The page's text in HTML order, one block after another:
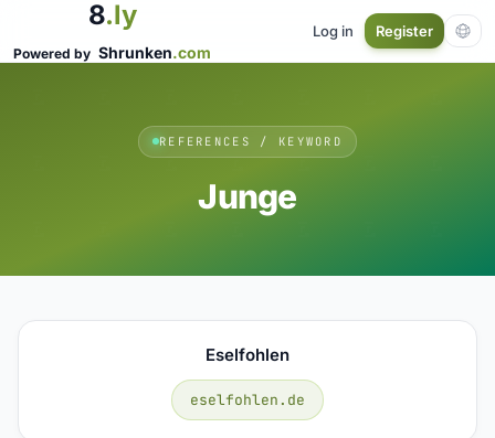
8.ly
Powered by Shrunken.com
Log in Register
REFERENCES / KEYWORD
Junge
Eselfohlen
eselfohlen.de